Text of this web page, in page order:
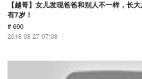
【越哥】女儿发现爸爸和别人不一样，长
有7岁！
# 690
2018-08-27 07:08